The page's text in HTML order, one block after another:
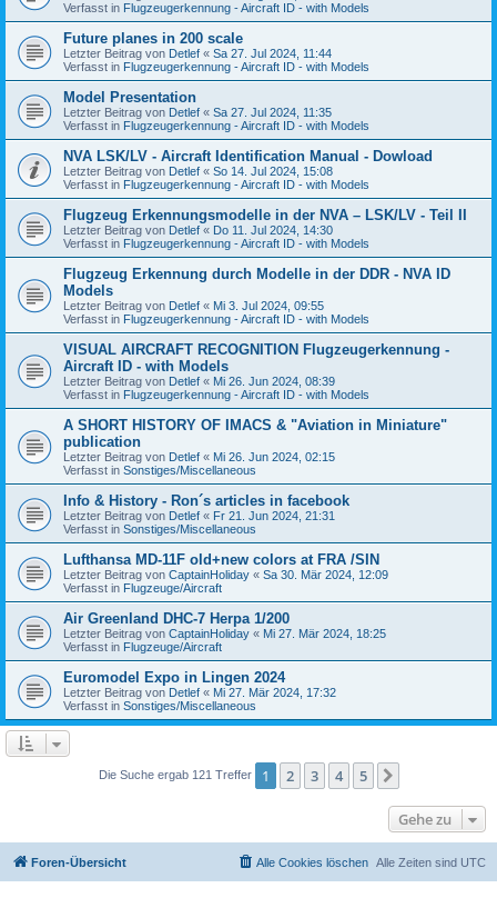
Verfasst in Flugzeugerkennung - Aircraft ID - with Models
Future planes in 200 scale
Letzter Beitrag von Detlef « Sa 27. Jul 2024, 11:44
Verfasst in Flugzeugerkennung - Aircraft ID - with Models
Model Presentation
Letzter Beitrag von Detlef « Sa 27. Jul 2024, 11:35
Verfasst in Flugzeugerkennung - Aircraft ID - with Models
NVA LSK/LV - Aircraft Identification Manual - Dowload
Letzter Beitrag von Detlef « So 14. Jul 2024, 15:08
Verfasst in Flugzeugerkennung - Aircraft ID - with Models
Flugzeug Erkennungsmodelle in der NVA – LSK/LV - Teil II
Letzter Beitrag von Detlef « Do 11. Jul 2024, 14:30
Verfasst in Flugzeugerkennung - Aircraft ID - with Models
Flugzeug Erkennung durch Modelle in der DDR - NVA ID
Models
Letzter Beitrag von Detlef « Mi 3. Jul 2024, 09:55
Verfasst in Flugzeugerkennung - Aircraft ID - with Models
VISUAL AIRCRAFT RECOGNITION Flugzeugerkennung -
Aircraft ID - with Models
Letzter Beitrag von Detlef « Mi 26. Jun 2024, 08:39
Verfasst in Flugzeugerkennung - Aircraft ID - with Models
A SHORT HISTORY OF IMACS & "Aviation in Miniature"
publication
Letzter Beitrag von Detlef « Mi 26. Jun 2024, 02:15
Verfasst in Sonstiges/Miscellaneous
Info & History - Ron´s articles in facebook
Letzter Beitrag von Detlef « Fr 21. Jun 2024, 21:31
Verfasst in Sonstiges/Miscellaneous
Lufthansa MD-11F old+new colors at FRA /SIN
Letzter Beitrag von CaptainHoliday « Sa 30. Mär 2024, 12:09
Verfasst in Flugzeuge/Aircraft
Air Greenland DHC-7 Herpa 1/200
Letzter Beitrag von CaptainHoliday « Mi 27. Mär 2024, 18:25
Verfasst in Flugzeuge/Aircraft
Euromodel Expo in Lingen 2024
Letzter Beitrag von Detlef « Mi 27. Mär 2024, 17:32
Verfasst in Sonstiges/Miscellaneous
Die Suche ergab 121 Treffer 1 2 3 4 5
Gehe zu
Foren-Übersicht Alle Zeiten sind UTC
Alle Cookies löschen